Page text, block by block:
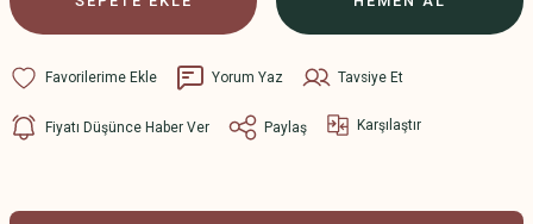
Yorum Yaz Tavsiye Et
Fiyatı Düşünce Haber Ver Paylaş Karşılaştır